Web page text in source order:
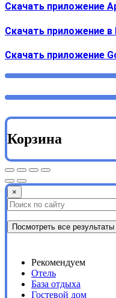
Скачать приложение
Скачать приложение в
Cкачать приложение
Корзина
×
Посмотреть все результаты
Рекомендуем
Отель
База отдыха
Гостевой дом